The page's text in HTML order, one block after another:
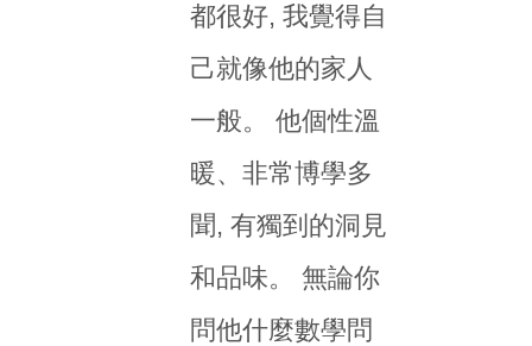
都很好, 我覺得自
己就像他的家人
一般。 他個性溫
暖、非常博學多
聞, 有獨到的洞見
和品味。 無論你
問他什麼數學問